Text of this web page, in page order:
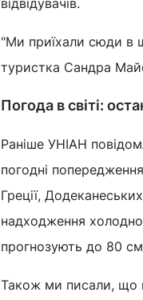
відвідувачів.
"Ми приїхали сюди в
туристка Сандра
Погода в світі:
Раніше УНІАН
погодні попередження
Греції,
надходження
прогнозують до 80 см
Також ми писали, що в